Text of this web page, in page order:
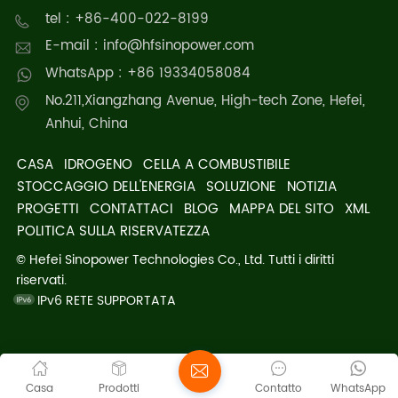
tel : +86-400-022-8199
E-mail : info@hfsinopower.com
WhatsApp : +86 19334058084
No.211,Xiangzhang Avenue, High-tech Zone, Hefei,
Anhui, China
CASA IDROGENO CELLA A COMBUSTIBILE
STOCCAGGIO DELL'ENERGIA SOLUZIONE NOTIZIA
PROGETTI CONTATTACI BLOG MAPPA DEL SITO XML
POLITICA SULLA RISERVATEZZA
© Hefei Sinopower Technologies Co., Ltd. Tutti i diritti
riservati.
IPv6 RETE SUPPORTATA
Casa Prodotti WhatsApp
Contatto